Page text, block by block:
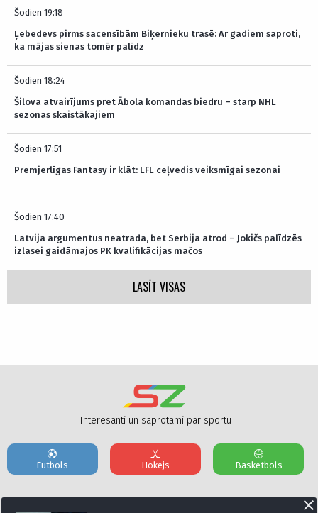
Šodien 19:18
Ļebedevs pirms sacensībām Biķernieku trasē: Ar gadiem saproti,
ka mājas sienas tomēr palīdz
Šodien 18:24
Šilova atvairījums pret Ābola komandas biedru – starp NHL
sezonas skaistākajiem
Šodien 17:51
Premjerlīgas Fantasy ir klāt: LFL ceļvedis veiksmīgai sezonai
Šodien 17:40
Latvija argumentus neatrada, bet Serbija atrod – Jokičs palīdzēs
izlasei gaidāmajos PK kvalifikācijas mačos
LASĪT VISAS
Interesanti un saprotami par sportu
Futbols Hokejs Basketbols